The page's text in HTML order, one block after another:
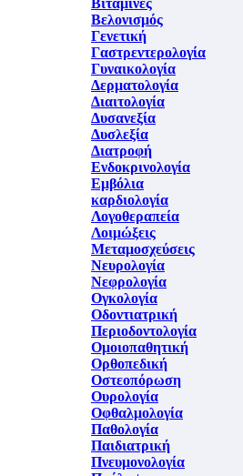
Βιταμίνες
Βελονισμός
Γενετική
Γαστρεντερολογία
Γυναικολογία
Δερματολογία
Διαιτολογία
Δυσανεξία
Δυσλεξία
Διατροφή
Ενδοκρινολογία
Εμβόλια
καρδιολογία
Λογοθεραπεία
Λοιμώξεις
Μεταμοσχεύσεις
Νευρολογία
Νεφρολογία
Ογκολογία
Οδοντιατρική
Περιοδοντολογία
Ομοιοπαθητική
Ορθοπεδική
Οστεοπόρωση
Ουρολογία
Οφθαλμολογία
Παθολογία
Παιδιατρική
Πνευμονολογία